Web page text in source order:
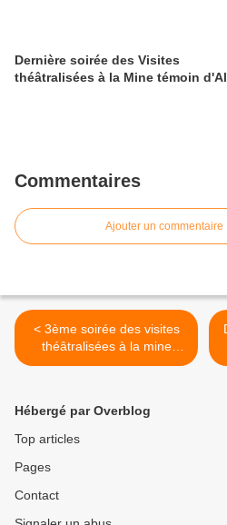
Dernière soirée des Visites
théâtralisées à la Mine témoin
Commentaires
Ajouter un commentaire
< 3ème soirée des visites
théâtralisées à la mine
témoin d'Alès
Hébergé par Overblog
Top articles
Pages
Contact